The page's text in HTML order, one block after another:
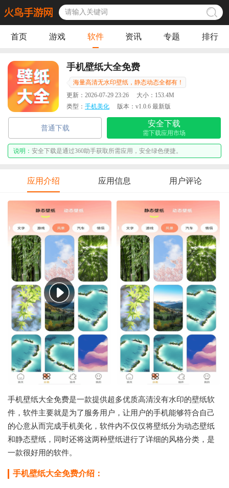
首页 游戏 软件 资讯 专题 排行
手机壁纸大全免费
海量高清无水印壁纸，静态动态全都有！
更新： 2026-07-29 23:26 大小： 153.4M
类型： 手机美化 版本： v1.0.6 最新版
普通下载
安全下载
需下载应用市场
说明： 安全下载是通过360助手获取所需应用，安全绿色便捷。
应用介绍 应用信息 用户评论
手机壁纸大全免费是一款提供超多优质高清没有水印的壁纸软
件，软件主要就是为了服务用户，让用户的手机能够符合自己
的心意从而完成手机美化，软件内不仅仅将壁纸分为动态壁纸
和静态壁纸，同时还将这两种壁纸进行了详细的风格分类，是
一款很好用的软件。
手机壁纸大全免费介绍：